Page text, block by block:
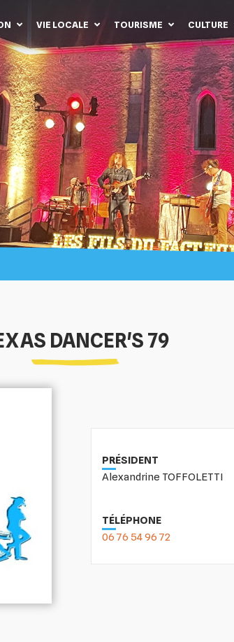
VIE LOCALE TOURISME CULTURE
DANCER'S 79
PRÉSIDENT
Alexandrine TOFFOLETTI
TÉLÉPHONE
06 76 54 96 72